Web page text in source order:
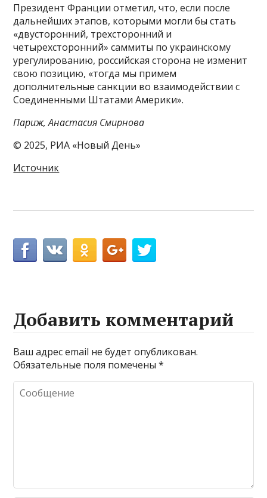
Президент Франции отметил, что, если после
дальнейших этапов, которыми могли бы стать
«двусторонний, трехсторонний и
четырехсторонний» саммиты по украинскому
урегулированию, российская сторона не изменит
свою позицию, «тогда мы примем
дополнительные санкции во взаимодействии с
Соединенными Штатами Америки».
Париж, Анастасия Смирнова
© 2025, РИА «Новый День»
Источник
Добавить комментарий
Ваш адрес email не будет опубликован.
Обязательные поля помечены*